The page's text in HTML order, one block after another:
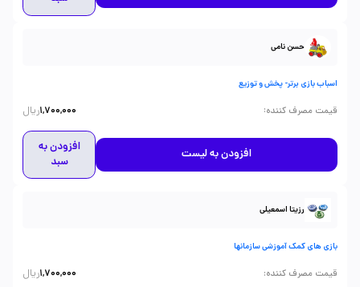
حسن نامی
اسباب بازی برتر- پخش و توزیع
قیمت مصرف کننده:
1,700,000ریال
افزودن به لیست
افزودن به
سبد
رزیتا اسمعیلی
بازی های کمک آموزشی سازمانها
قیمت مصرف کننده:
1,700,000ریال